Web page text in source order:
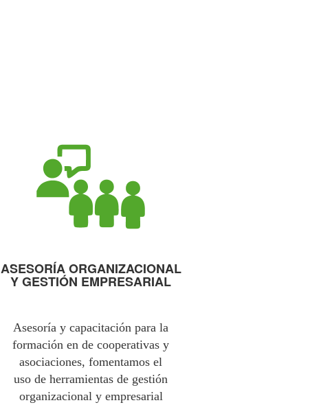
ASESORÍA ORGANIZACIONAL
Y GESTIÓN EMPRESARIAL
Asesoría y capacitación para la
formación en de cooperativas y
asociaciones, fomentamos el
uso de herramientas de gestión
organizacional y empresarial